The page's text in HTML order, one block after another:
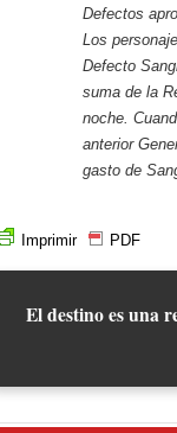
Defectos
Los
Defecto
suma de la
noche.
anterior
gasto de
Imprimir PDF
El destino es una